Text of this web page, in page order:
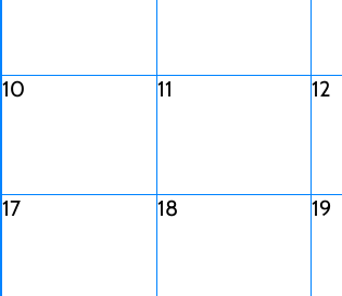
10 11 12
17 18 19